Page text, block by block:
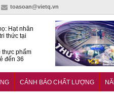
toasoan@vietq.vn
Hạt nhân
thức tại
thực phẩm
đến 36
bê tôngCẢNH BÁO CHẤT LƯỢNG